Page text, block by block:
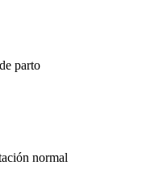
parto
normal